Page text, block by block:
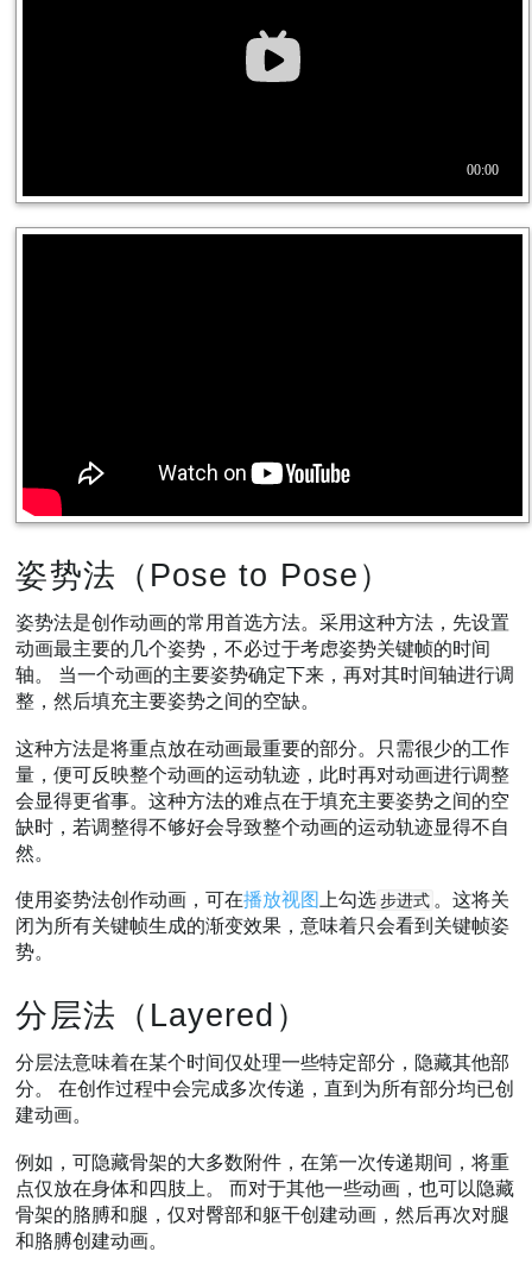
姿势法（Pose to Pose）
姿势法是创作动画的常用首选方法。采用这种方法，先设置
动画最主要的几个姿势，不必过于考虑姿势关键帧的时间
轴。 当一个动画的主要姿势确定下来，再对其时间轴进行调
整，然后填充主要姿势之间的空缺。
这种方法是将重点放在动画最重要的部分。只需很少的工作
量，便可反映整个动画的运动轨迹，此时再对动画进行调整
会显得更省事。这种方法的难点在于填充主要姿势之间的空
缺时，若调整得不够好会导致整个动画的运动轨迹显得不自
然。
使用姿势法创作动画，可在播放视图上勾选 步进式 。这将关
闭为所有关键帧生成的渐变效果，意味着只会看到关键帧姿
势。
分层法（Layered）
分层法意味着在某个时间仅处理一些特定部分，隐藏其他部
分。 在创作过程中会完成多次传递，直到为所有部分均已创
建动画。
例如，可隐藏骨架的大多数附件，在第一次传递期间，将重
点仅放在身体和四肢上。 而对于其他一些动画，也可以隐藏
骨架的胳膊和腿，仅对臀部和躯干创建动画，然后再次对腿
和胳膊创建动画。